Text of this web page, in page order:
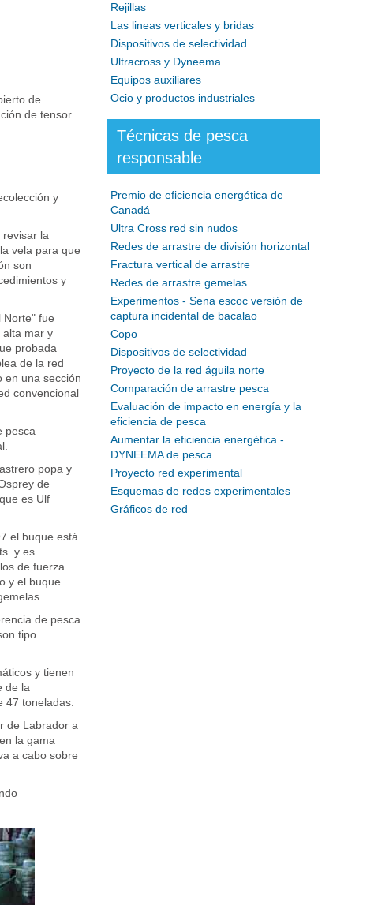
de
de tensor.
y
la
vela para que
son
y
Norte" fue
alta mar y
probada
de la red
en una sección
convencional
pesca
popa y
de
es Ulf
el buque está
y es
de fuerza.
y el buque
de pesca
tipo
y tienen
de la
47 toneladas.
de Labrador a
la gama
a cabo sobre
Rejillas
Las lineas verticales y bridas
Dispositivos de selectividad
Ultracross y Dyneema
Equipos auxiliares
Ocio y productos industriales
Técnicas de pesca
responsable
Premio de eficiencia energética de
Canadá
Ultra Cross red sin nudos
Redes de arrastre de división horizontal
Fractura vertical de arrastre
Redes de arrastre gemelas
Experimentos - Sena escoc versión de
captura incidental de bacalao
Copo
Dispositivos de selectividad
Proyecto de la red águila norte
Comparación de arrastre pesca
Evaluación de impacto en energía y la
eficiencia de pesca
Aumentar la eficiencia energética -
DYNEEMA de pesca
Proyecto red experimental
Esquemas de redes experimentales
Gráficos de red